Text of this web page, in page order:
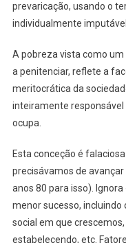
prevaricação, usando o
individualmente
A pobreza vista como
a penitenciar, reflete a
meritocrática da
inteiramente responsável
ocupa.
Esta conceção é
precisávamos de
anos 80 para isso).
menor sucesso, incluindo
social em que
estabelecendo, etc.